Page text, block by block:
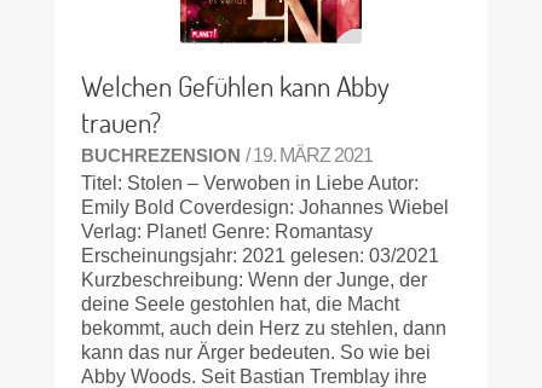
Welchen Gefühlen kann Abby
trauen?
BUCHREZENSION / 19. MÄRZ 2021
Titel: Stolen – Verwoben in Liebe Autor:
Emily Bold Coverdesign: Johannes Wiebel
Verlag: Planet! Genre: Romantasy
Erscheinungsjahr: 2021 gelesen: 03/2021
Kurzbeschreibung: Wenn der Junge, der
deine Seele gestohlen hat, die Macht
bekommt, auch dein Herz zu stehlen, dann
kann das nur Ärger bedeuten. So wie bei
Abby Woods. Seit Bastian Tremblay ihre